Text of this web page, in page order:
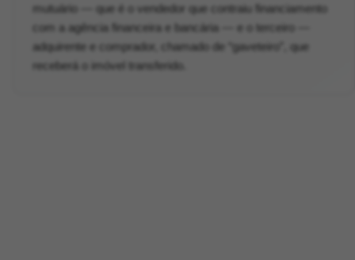
mutuário — que é o vendedor que contraiu financiamento
com a agência financeira e bancária — e o terceiro —
adquirente e comprador, chamado de “gaveteiro”, que
receberá o imóvel transferido.